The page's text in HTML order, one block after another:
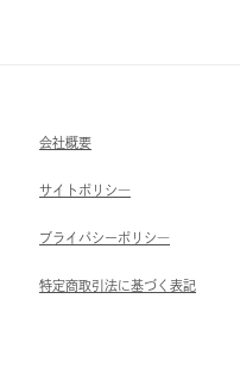
会社概要
サイトポリシ―
ブライパシーポリシ―
特定商取引法に基づく表記